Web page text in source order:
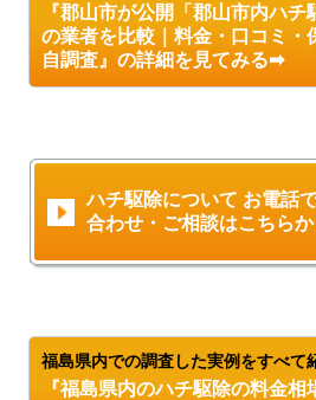
『郡山市が公開「郡山市内ハチ
の業者を比較｜料金・口コミ・
自調査』の詳細を見てみる➡
ハチ駆除について お電話
合わせ・ご相談はこちらか
福島県内での調査した実例をすべて
『福島県内のハチ駆除の料金相